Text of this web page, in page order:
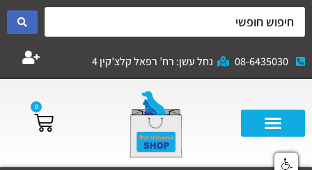
08-6435030 נחל עשן: רח’ רפאל קלצ’קין 4
0